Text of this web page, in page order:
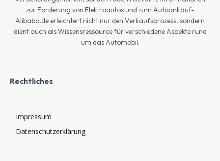
zur Förderung von Elektroautos und zum Autoankauf-
Alibaba.de erleichtert nicht nur den Verkaufsprozess, sondern
dient auch als Wissensressource für verschiedene Aspekte rund
um das Automobil.
Rechtliches
Impressum
Datenschutzerklärung